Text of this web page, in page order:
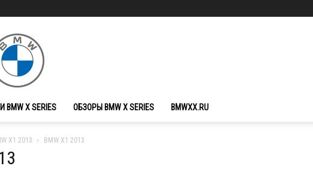
BMW
Series
BMW X SERIES ОБЗОРЫ BMW X SERIES BMWXX.RU
X1 2013 BMW X1 2013